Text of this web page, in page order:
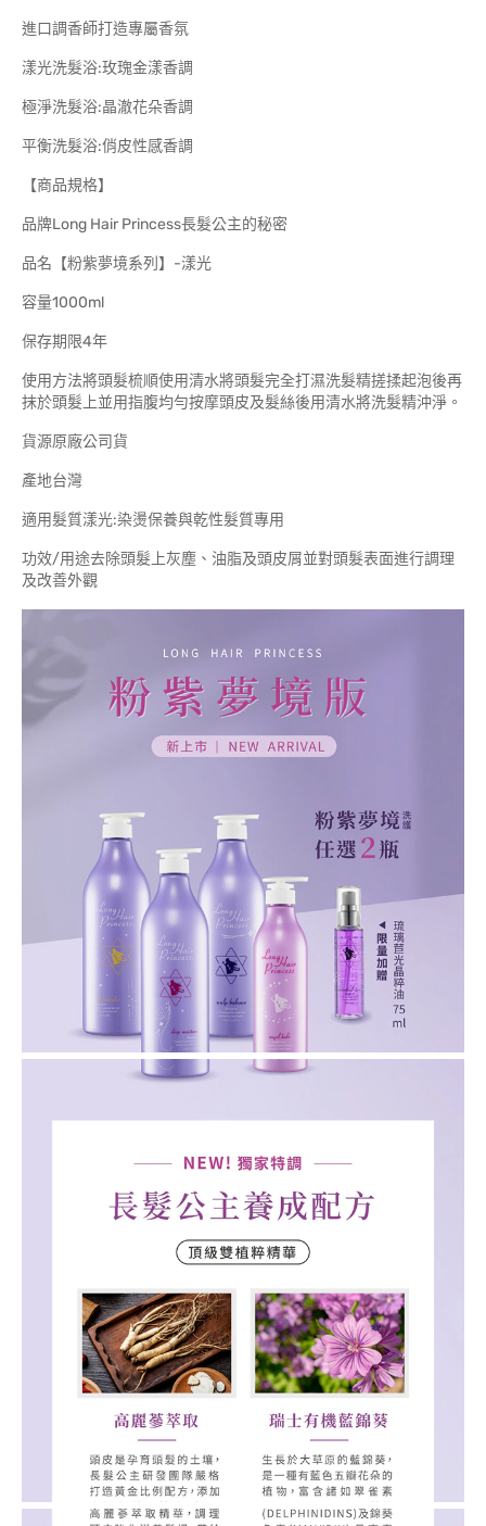
進口調香師打造專屬香氛
漾光洗髮浴:玫瑰金漾香調
極淨洗髮浴:晶澈花朵香調
平衡洗髮浴:俏皮性感香調
【商品規格】
品牌Long Hair Princess長髮公主的秘密
品名【粉紫夢境系列】-漾光
容量1000ml
保存期限4年
使用方法將頭髮梳順使用清水將頭髮完全打濕洗髮精搓揉起泡後再
抹於頭髮上並用指腹均勻按摩頭皮及髮絲後用清水將洗髮精沖淨。
貨源原廠公司貨
產地台灣
適用髮質漾光:染燙保養與乾性髮質專用
功效/用途去除頭髮上灰塵、油脂及頭皮屑並對頭髮表面進行調理
及改善外觀